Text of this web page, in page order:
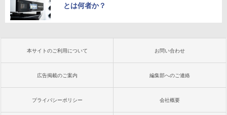
とは何者か？
本サイトのご利用について お問い合わせ
広告掲載のご案内 編集部へのご連絡
プライバシーポリシー 会社概要